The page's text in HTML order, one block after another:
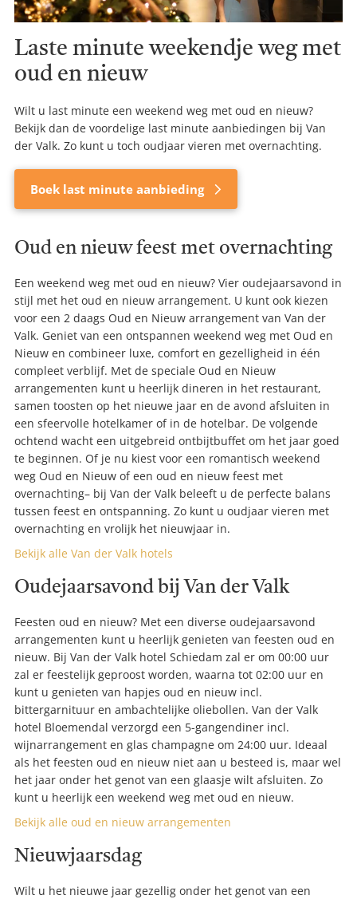
Laste minute weekendje weg met
oud en nieuw
Wilt u last minute een weekend weg met oud en nieuw?
Bekijk dan de voordelige last minute aanbiedingen bij Van
der Valk. Zo kunt u toch oudjaar vieren met overnachting.
Boek last minute aanbieding
Oud en nieuw feest met overnachting
Een weekend weg met oud en nieuw? Vier oudejaarsavond in
stijl met het oud en nieuw arrangement. U kunt ook kiezen
voor een 2 daags Oud en Nieuw arrangement van Van der
Valk. Geniet van een ontspannen weekend weg met Oud en
Nieuw en combineer luxe, comfort en gezelligheid in één
compleet verblijf. Met de speciale Oud en Nieuw
arrangementen kunt u heerlijk dineren in het restaurant,
samen toosten op het nieuwe jaar en de avond afsluiten in
een sfeervolle hotelkamer of in de hotelbar. De volgende
ochtend wacht een uitgebreid ontbijtbuffet om het jaar goed
te beginnen. Of je nu kiest voor een romantisch weekend
weg Oud en Nieuw of een oud en nieuw feest met
overnachting– bij Van der Valk beleeft u de perfecte balans
tussen feest en ontspanning. Zo kunt u oudjaar vieren met
overnachting en vrolijk het nieuwjaar in.
Bekijk alle Van der Valk hotels
Oudejaarsavond bij Van der Valk
Feesten oud en nieuw? Met een diverse oudejaarsavond
arrangementen kunt u heerlijk genieten van feesten oud en
nieuw. Bij Van der Valk hotel Schiedam zal er om 00:00 uur
zal er feestelijk geproost worden, waarna tot 02:00 uur en
kunt u genieten van hapjes oud en nieuw incl.
bittergarnituur en ambachtelijke oliebollen. Van der Valk
hotel Bloemendal verzorgd een 5-gangendiner incl.
wijnarrangement en glas champagne om 24:00 uur. Ideaal
als het feesten oud en nieuw niet aan u besteed is, maar wel
het jaar onder het genot van een glaasje wilt afsluiten. Zo
kunt u heerlijk een weekend weg met oud en nieuw.
Bekijk alle oud en nieuw arrangementen
Nieuwjaarsdag
Wilt u het nieuwe jaar gezellig onder het genot van een